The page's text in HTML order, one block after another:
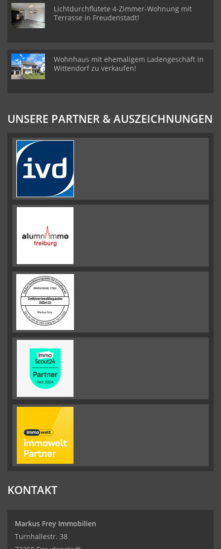
Lichtdurchflutete 4-Zimmer-Wohnung mit
Terrasse in Freudenstadt!
Wohnhaus mit ehemaligem Ladengeschäft in
Wittendorf zu verkaufen!
UNSERE PARTNER & AUSZEICHNUNGEN
KONTAKT
Markus Frey Immobilien
Turnhallestr. 38